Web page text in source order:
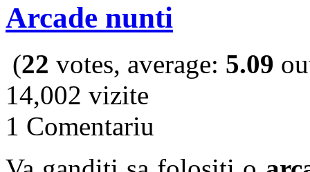
Arcade nunti
(22 votes, average: 5.09
14,002 vizite
1 Comentariu